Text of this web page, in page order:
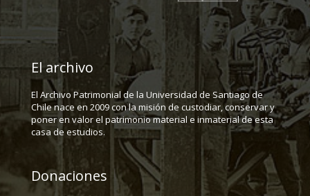
El archivo
El Archivo Patrimonial de la Universidad de Santiago de
Chile nace en 2009 con la misión de custodiar, conservar y
poner en valor el patrimonio material e inmaterial de esta
casa de estudios.
Donaciones